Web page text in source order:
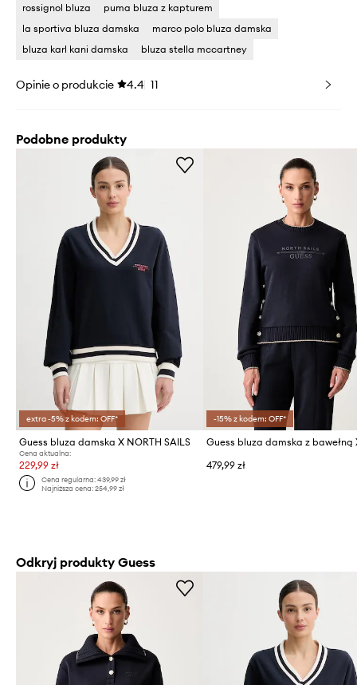
rossignol bluza
puma bluza z kapturem
la sportiva bluza damska
marco polo bluza damska
bluza karl kani damska
bluza stella mccartney
Opinie o produkcie 4.4 11
Podobne produkty
extra -5% z kodem: OFF*
Guess bluza damska X NORTH SAILS
Cena aktualna:
229,99 zł
Cena regularna:439,99 zł
Najniższa cena:254,99 zł
-15% z kodem: OFF*
479,99 zł
Odkryj produkty Guess